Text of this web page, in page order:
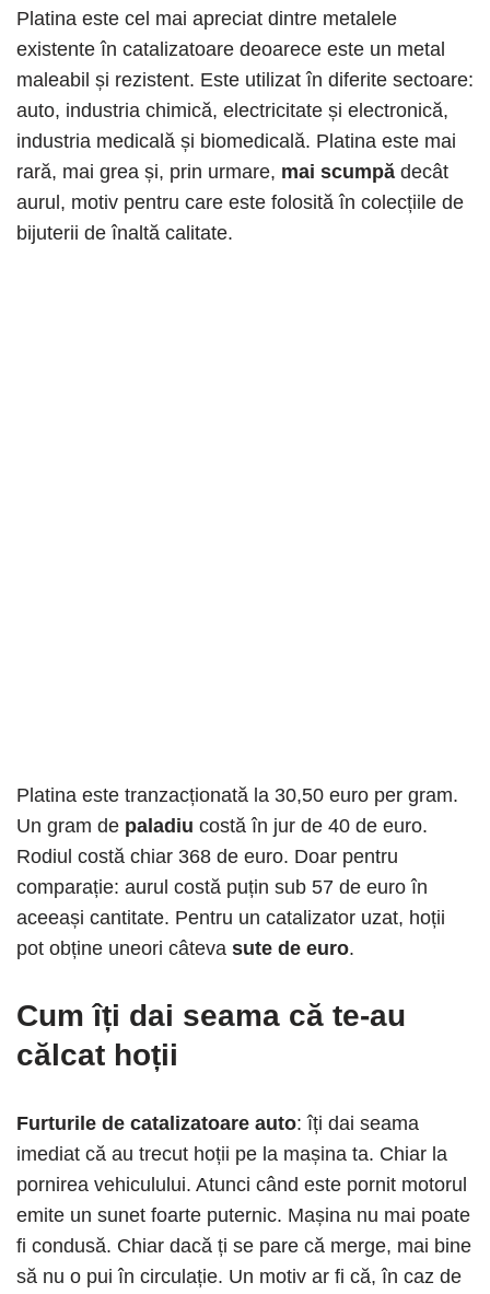
Platina este cel mai apreciat dintre metalele
existente în catalizatoare deoarece este un metal
maleabil și rezistent. Este utilizat în diferite sectoare:
auto, industria chimică, electricitate și electronică,
industria medicală și biomedicală. Platina este mai
rară, mai grea și, prin urmare, mai scumpă decât
aurul, motiv pentru care este folosită în colecțiile de
bijuterii de înaltă calitate.
Platina este tranzacționată la 30,50 euro per gram.
Un gram de paladiu costă în jur de 40 de euro.
Rodiul costă chiar 368 de euro. Doar pentru
comparație: aurul costă puțin sub 57 de euro în
aceeași cantitate. Pentru un catalizator uzat, hoții
pot obține uneori câteva sute de euro.
Cum îți dai seama că te-au
călcat hoții
Furturile de catalizatoare auto: îți dai seama
imediat că au trecut hoții pe la mașina ta. Chiar la
pornirea vehiculului. Atunci când este pornit motorul
emite un sunet foarte puternic. Mașina nu mai poate
fi condusă. Chiar dacă ți se pare că merge, mai bine
să nu o pui în circulație. Un motiv ar fi că, în caz de